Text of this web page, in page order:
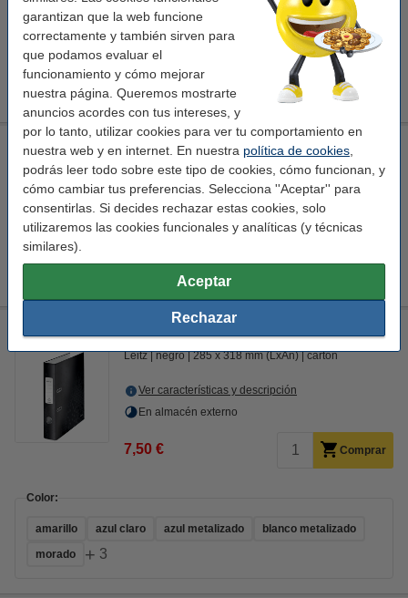
garantizan que la web funcione
correctamente y también sirven para
que podamos evaluar el
funcionamiento y cómo mejorar
nuestra página. Queremos mostrarte
anuncios acordes con tus intereses, y
por lo tanto, utilizar cookies para ver tu comportamiento en
nuestra web y en internet. En nuestra política de cookies
podrás leer todo sobre este tipo de cookies, cómo funcionan, y
cómo cambiar tus preferencias. Selecciona ''Aceptar'' para
consentirlas. Si decides rechazar estas cookies, solo
utilizaremos las cookies funcionales y analíticas (y técnicas
similares).
Aceptar
Rechazar
Ver características y descripción
En almacén externo
7,25 € Comprar
Esselte 220830 archivador A4 de cartón negro 50 mm
Esselte negro 280 x 320 mm (LxAn) cartón
Ver características y descripción
En almacén externo
5,95 € Comprar
Leitz negro 285 x 318 mm (LxAn) cartón
Ver características y descripción
En almacén externo
7,50 € Comprar
Color:
amarillo azul claro azul metalizado
blanco metalizado
morado
+ 3